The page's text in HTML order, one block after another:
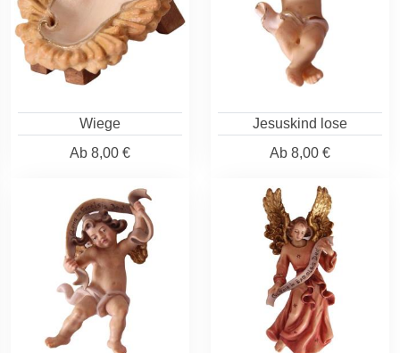
Wiege
Ab 8,00 €
Jesuskind lose
Ab 8,00 €